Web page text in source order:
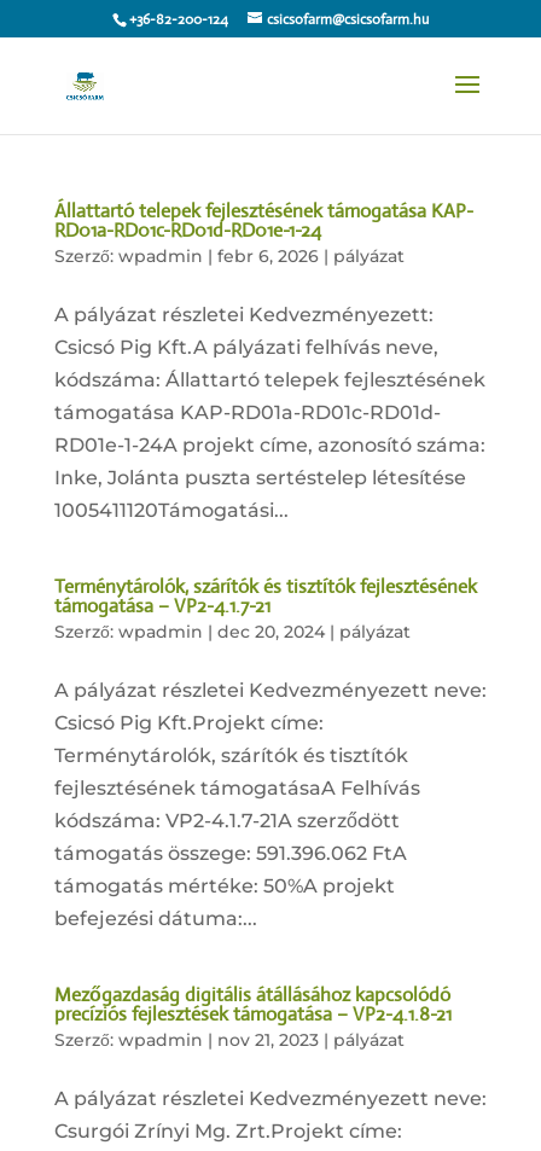
+36-82-200-124 csicsofarm@csicsofarm.hu
Állattartó telepek fejlesztésének támogatása KAP-
RD01a-RD01c-RD01d-RD01e-1-24
Szerző: wpadmin | febr 6, 2026| pályázat
A pályázat részletei Kedvezményezett:
Csicsó Pig Kft.A pályázati felhívás neve,
kódszáma: Állattartó telepek fejlesztésének
támogatása KAP-RD01a-RD01c-RD01d-
RD01e-1-24A projekt címe, azonosító száma:
Inke, Jolánta puszta sertéstelep létesítése
1005411120Támogatási...
Terménytárolók, szárítók és tisztítók fejlesztésének
támogatása – VP2-4.1.7-21
Szerző: wpadmin | dec 20, 2024| pályázat
A pályázat részletei Kedvezményezett neve:
Csicsó Pig Kft.Projekt címe:
Terménytárolók, szárítók és tisztítók
fejlesztésének támogatásaA Felhívás
kódszáma: VP2-4.1.7-21A szerződött
támogatás összege: 591.396.062 FtA
támogatás mértéke: 50%A projekt
befejezési dátuma:...
Mezőgazdaság digitális átállásához kapcsolódó
precíziós fejlesztések támogatása – VP2-4.1.8-21
Szerző: wpadmin | nov 21, 2023| pályázat
A pályázat részletei Kedvezményezett neve:
Csurgói Zrínyi Mg. Zrt.Projekt címe: